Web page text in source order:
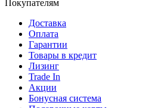
Покупателям
Доставка
Оплата
Гарантии
Товары в кредит
Лизинг
Trade In
Акции
Бонусная система